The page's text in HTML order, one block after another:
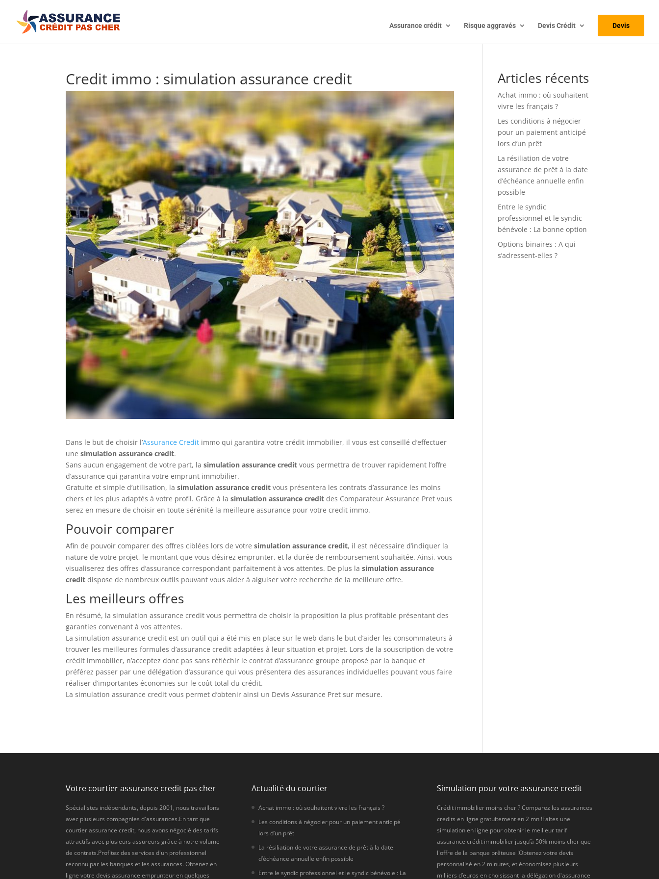
Assurance crédit Risque aggravés Devis Crédit Devis
Credit immo : simulation assurance credit
Dans le but de choisir l’Assurance Credit immo qui garantira votre crédit immobilier, il vous est conseillé d’effectuer
unesimulation assurance credit.
Sans aucun engagement de votre part, lasimulation assurance credit vous permettra de trouver rapidement l’offre
d’assurance qui garantira votre emprunt immobilier.
Gratuite et simple d’utilisation, lasimulation assurance credit vous présentera les contrats d’assurance les moins
chers et les plus adaptés à votre profil. Grâce à lasimulation assurance credit des Comparateur Assurance Pret vous
serez en mesure de choisir en toute sérénité la meilleure assurance pour votre credit immo.
Pouvoir comparer
Afin de pouvoir comparer des offres ciblées lors de votresimulation assurance credit, il est nécessaire d’indiquer la
nature de votre projet, le montant que vous désirez emprunter, et la durée de remboursement souhaitée. Ainsi, vous
visualiserez des offres d’assurance correspondant parfaitement à vos attentes. De plus lasimulation assurance
credit dispose de nombreux outils pouvant vous aider à aiguiser votre recherche de la meilleure offre.
Les meilleurs offres
En résumé, la simulation assurance credit vous permettra de choisir la proposition la plus profitable présentant des
garanties convenant à vos attentes.
La simulation assurance credit est un outil qui a été mis en place sur le web dans le but d’aider les consommateurs à
trouver les meilleures formules d’assurance credit adaptées à leur situation et projet. Lors de la souscription de votre
crédit immobilier, n’acceptez donc pas sans réfléchir le contrat d’assurance groupe proposé par la banque et
préférez passer par une délégation d’assurance qui vous présentera des assurances individuelles pouvant vous faire
réaliser d’importantes économies sur le coût total du crédit.
La simulation assurance credit vous permet d’obtenir ainsi un Devis Assurance Pret sur mesure.
Articles récents
Achat immo : où souhaitent
vivre les français ?
Les conditions à négocier
pour un paiement anticipé
lors d’un prêt
La résiliation de votre
assurance de prêt à la date
d’échéance annuelle enfin
possible
Entre le syndic
professionnel et le syndic
bénévole : La bonne option
Options binaires : A qui
s’adressent-elles ?
Votre courtier assurance credit pas cher
Spécialistes indépendants, depuis 2001, nous travaillons
avec plusieurs compagnies d'assurances.En tant que
courtier assurance credit, nous avons négocié des tarifs
attractifs avec plusieurs assureurs grâce à notre volume
de contrats.Profitez des services d'un professionnel
reconnu par les banques et les assurances. Obtenez en
ligne votre devis assurance emprunteur en quelques
Actualité du courtier
Achat immo : où souhaitent vivre les français ?
Les conditions à négocier pour un paiement anticipé
lors d’un prêt
La résiliation de votre assurance de prêt à la date
d’échéance annuelle enfin possible
Entre le syndic professionnel et le syndic bénévole : La
Simulation pour votre assurance credit
Crédit immobilier moins cher ? Comparez les assurances
credits en ligne gratuitement en 2 mn !Faites une
simulation en ligne pour obtenir le meilleur tarif
assurance crédit immobilier jusqu’à 50% moins cher que
l'offre de la banque prêteuse !Obtenez votre devis
personnalisé en 2 minutes, et économisez plusieurs
milliers d’euros en choisissant la délégation d'assurance